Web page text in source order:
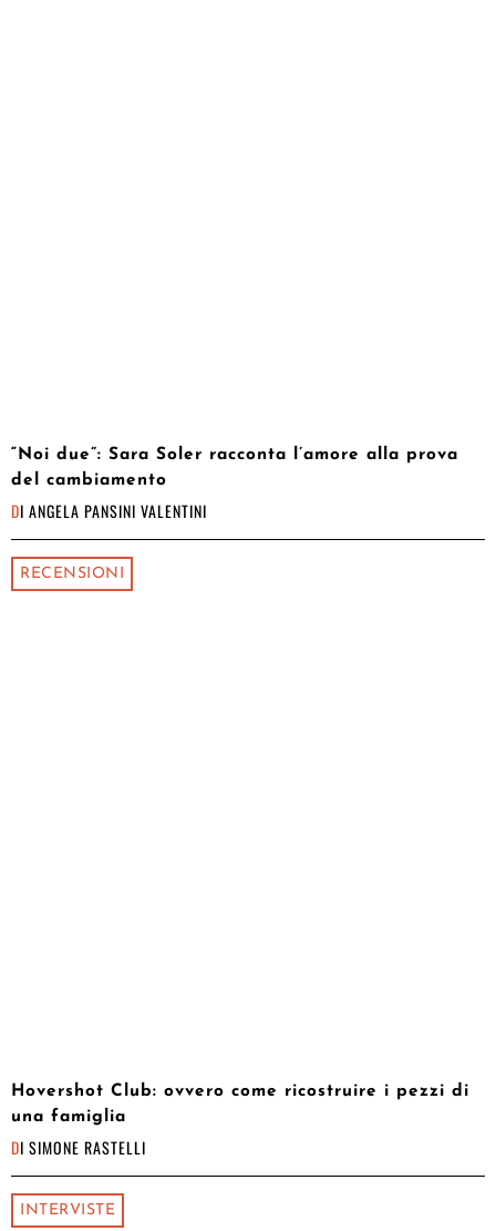
“Noi due”: Sara Soler racconta l’amore alla prova
del cambiamento
DI ANGELA PANSINI VALENTINI
RECENSIONI
Hovershot Club: ovvero come ricostruire i pezzi di
una famiglia
DI SIMONE RASTELLI
INTERVISTE